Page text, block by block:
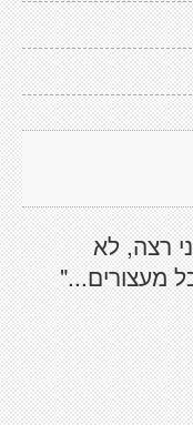
רצה, לא
מעצורים..."